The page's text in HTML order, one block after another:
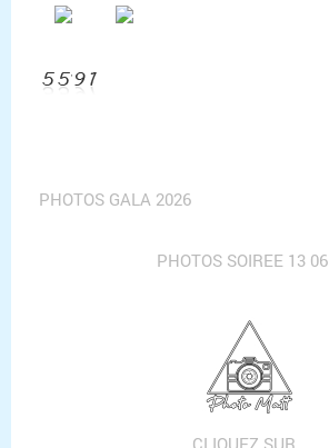
PHOTOS GALA 2026
PHOTOS SOIREE 13 06